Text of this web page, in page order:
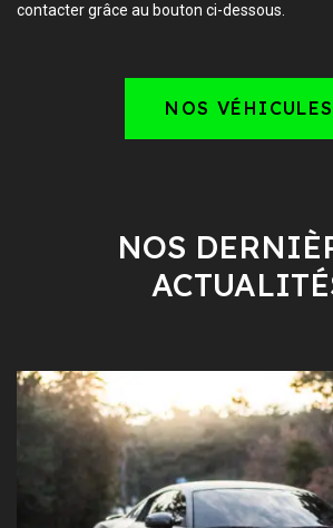
contacter grâce au bouton ci-dessous.
NOS VÉHICULES
NOS